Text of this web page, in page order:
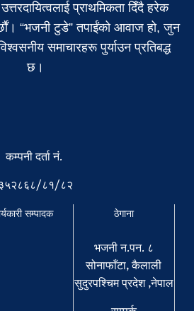
प्राथमिकता दिँदै हरेक
“भजनी टुडे” तपाईंको आवाज हो, जुन
समाचारहरू पुर्याउन प्रतिबद्ध
छ।
कम्पनी दर्ता नं.
८१/८२
सम्पादक ठेगाना
भजनी न.पन. ८
सोनाफाँटा, कैलाली
सुदुरपश्चिम प्रदेश ,नेपाल